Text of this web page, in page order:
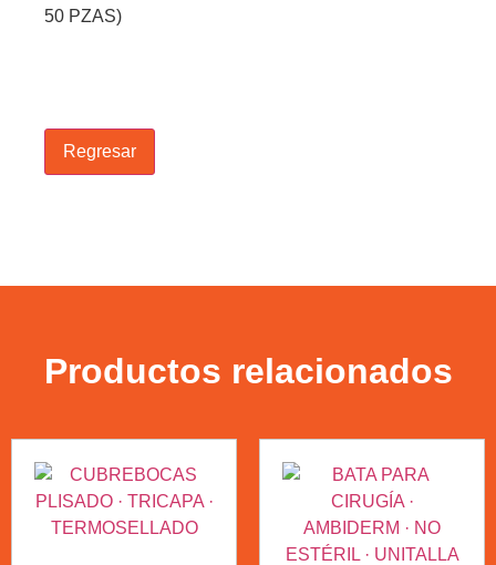
50 PZAS)
Regresar
Productos relacionados